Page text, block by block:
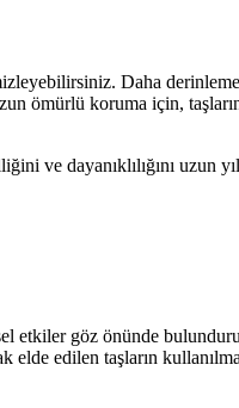
Daha
ömürlü koruma için,
ve dayanıklılığını uzun
etkiler göz önünde
edilen taşların